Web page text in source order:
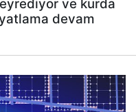
ve kurda
devam